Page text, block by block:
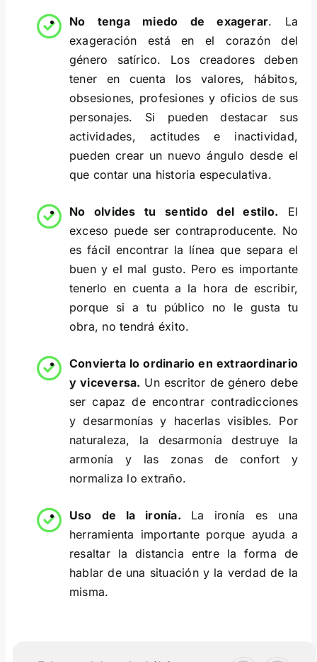
No tenga miedo de exagerar. La
exageración está en el corazón del
género satírico. Los creadores deben
tener en cuenta los valores, hábitos,
obsesiones, profesiones y oficios de sus
personajes. Si pueden destacar sus
actividades, actitudes e inactividad,
pueden crear un nuevo ángulo desde el
que contar una historia especulativa.
No olvides tu sentido del estilo. El
exceso puede ser contraproducente. No
es fácil encontrar la línea que separa el
buen y el mal gusto. Pero es importante
tenerlo en cuenta a la hora de escribir,
porque si a tu público no le gusta tu
obra, no tendrá éxito.
Convierta lo ordinario en extraordinario
y viceversa. Un escritor de género debe
ser capaz de encontrar contradicciones
y desarmonías y hacerlas visibles. Por
naturaleza, la desarmonía destruye la
armonía y las zonas de confort y
normaliza lo extraño.
Uso de la ironía. La ironía es una
herramienta importante porque ayuda a
resaltar la distancia entre la forma de
hablar de una situación y la verdad de la
misma.